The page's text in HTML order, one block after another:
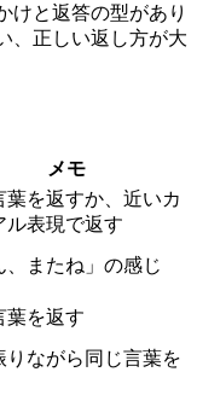
けと返答の型があり
、正しい返し方が大
メモ
葉を返すか、近いカ
ル表現で返す
、またね」の感じ
葉を返す
りながら同じ言葉を